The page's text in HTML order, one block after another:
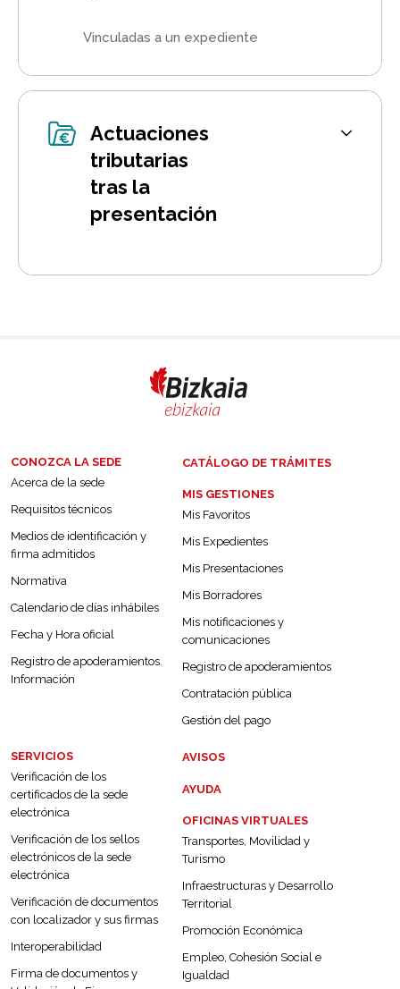
Vinculadas a un expediente
Actuaciones
tributarias
tras la
presentación
CONOZCA LA SEDE
Acerca de la sede
Requisitos técnicos
Medios de identificación y
firma admitidos
Normativa
Calendario de días inhábiles
Fecha y Hora oficial
Registro de apoderamientos.
Información
CATÁLOGO DE TRÁMITES
MIS GESTIONES
Mis Favoritos
Mis Expedientes
Mis Presentaciones
Mis Borradores
Mis notificaciones y
comunicaciones
Registro de apoderamientos
Contratación pública
Gestión del pago
SERVICIOS
Verificación de los
certificados de la sede
electrónica
Verificación de los sellos
electrónicos de la sede
electrónica
Verificación de documentos
con localizador y sus firmas
Interoperabilidad
Firma de documentos y
AVISOS
AYUDA
OFICINAS VIRTUALES
Transportes, Movilidad y
Turismo
Infraestructuras y Desarrollo
Territorial
Promoción Económica
Empleo, Cohesión Social e
Igualdad